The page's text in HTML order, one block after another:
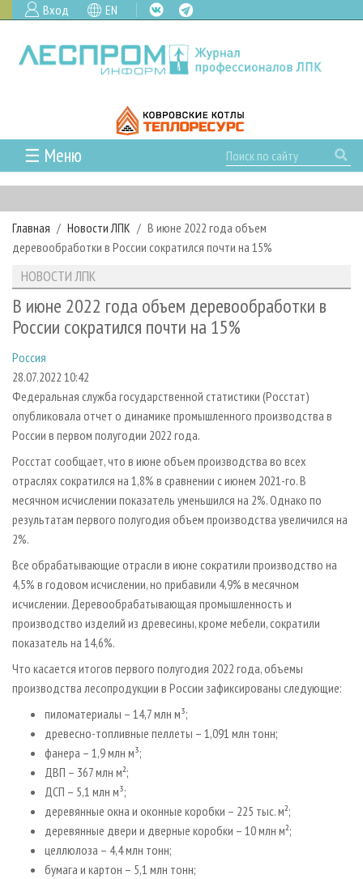
Вход EN
☰ Меню
ГЛАВНАЯ
РУБРИКИ И ТЕМЫ
РУБРИКИ ЖУРНАЛА
ЛЕСОЗАГОТОВКА
ЛЕСОПИЛЕНИЕ
СУШКА ДРЕВЕСИНЫ
ПРОИЗВОДСТВО ДРЕВЕСНЫХ ПЛИТ
ДЕРЕВЯННОЕ ДОМОСТРОЕНИЕ
ПРОИЗВОДСТВО МЕБЕЛИ
БИОЭНЕРГЕТИКА
ЦБП
НОВОСТИ
НОВОСТИ ЛПК
НОВОСТИ ЖУРНАЛА
ПРОЕКТЫ ЛПИ
АНАЛИТИКА
ПРЕДПРИЯТИЯ ЛПК
ПЕРСОНЫ
МОБИЛЬНЫЕ ВЫСТАВКИ
ОФИЦИАЛЬНЫЕ ДЕЛЕГАЦИИ
ПРИОРИТЕТНЫЕ ИНВЕСТПРОЕКТЫ
RUSSIAN FORESTRY REVIEW
ГАЗЕТА ЛЕСПРОМФОРУМ
АРХИВ ЖУРНАЛОВ
О ЖУРНАЛЕ
КОНТАКТЫ
РЕКЛАМОДАТЕЛЯМ
РЕКЛАМА
РЕКЛАМА НА САЙТЕ
Главная Новости ЛПК
В июне 2022 года объем
деревообработки в России сократился почти на 15%
НОВОСТИ ЛПК
В июне 2022 года объем деревообработки в
России сократился почти на 15%
Россия
28.07.2022 10:42
Федеральная служба государственной статистики (Росстат)
опубликовала отчет о динамике промышленного производства в
России в первом полугодии 2022 года.
Росстат сообщает, что в июне объем производства во всех
отраслях сократился на 1,8% в сравнении с июнем 2021-го. В
месячном исчислении показатель уменьшился на 2%. Однако по
результатам первого полугодия объем производства увеличился на
2%.
Все обрабатывающие отрасли в июне сократили производство на
4,5% в годовом исчислении, но прибавили 4,9% в месячном
исчислении. Деревообрабатывающая промышленность и
производство изделий из древесины, кроме мебели, сократили
показатель на 14,6%.
Что касается итогов первого полугодия 2022 года, объемы
производства лесопродукции в России зафиксированы следующие:
пиломатериалы – 14,7 млн м³;
древесно-топливные пеллеты – 1,091 млн тонн;
фанера – 1,9 млн м³;
ДВП – 367 млн м²;
ДСП – 5,1 млн м³;
деревянные окна и оконные коробки – 225 тыс. м²;
деревянные двери и дверные коробки – 10 млн м²;
целлюлоза – 4,4 млн тонн;
бумага и картон – 5,1 млн тонн;